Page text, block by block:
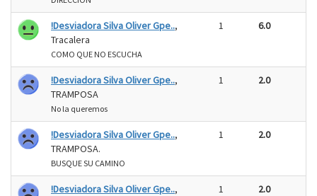
!Desviadora Silva Oliver Gpe..,
Tracalera
COMO QUE NO ESCUCHA
1 6.0
!Desviadora Silva Oliver Gpe..,
TRAMPOSA
No la queremos
1 2.0
!Desviadora Silva Oliver Gpe..,
TRAMPOSA.
BUSQUE SU CAMINO
1 2.0
!Desviadora Silva Oliver Gpe..,
1 2.0